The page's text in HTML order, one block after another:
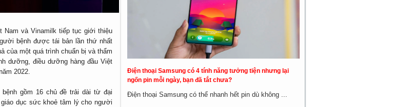
và Vinamilk tiếp tục giới thiệu
bệnh được tái bản lần thứ nhất
của một quá trình chuẩn bị và thẩm
dưỡng, điều dưỡng hàng đầu Việt
2022.
gồm 16 chủ đề trải dài từ đại
dục sức khoẻ tâm lý cho người
Điện thoại Samsung có 4 tính năng tưởng tiện nhưng lại
ngốn pin mỗi ngày, bạn đã tắt chưa?
Điện thoại Samsung có thể nhanh hết pin dù không ...